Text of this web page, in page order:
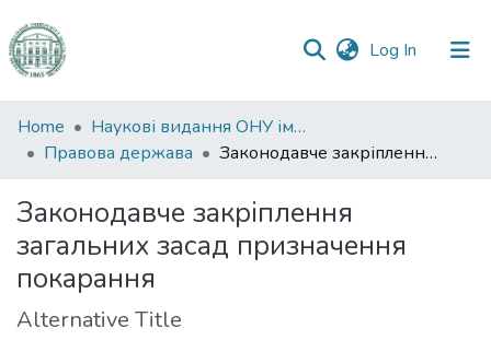
Log In (current)
Communities
&
All of DSpace
Statistics
Home
Наукові видання ОНУ імені І. І. Мечникова
Правова держава
Законодавче закріплення загальних засад призначення покарання
Законодавче закріплення
загальних засад призначення
покарання
Alternative Title